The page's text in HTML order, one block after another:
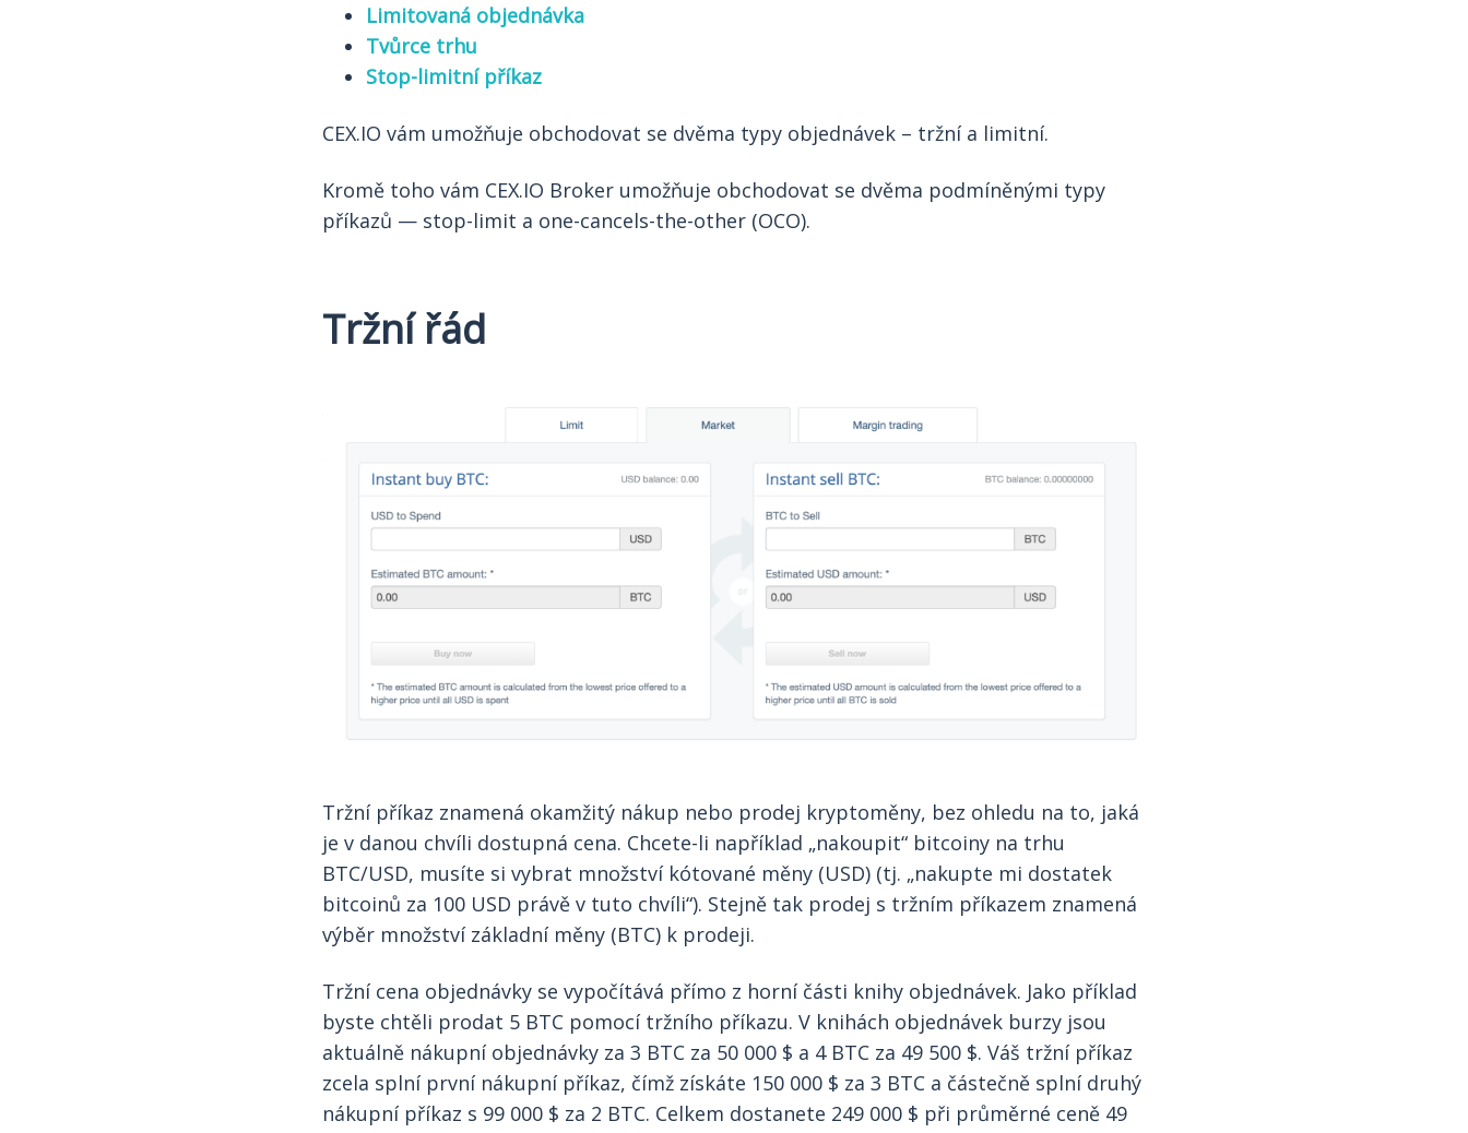
Limitovaná objednávka
Tvůrce trhu
Stop-limitní příkaz
CEX.IO vám umožňuje obchodovat se dvěma typy objednávek – tržní a limitní.
Kromě toho vám CEX.IO Broker umožňuje obchodovat se dvěma podmíněnými typy
příkazů — stop-limit a one-cancels-the-other (OCO).
Tržní řád
Tržní příkaz znamená okamžitý nákup nebo prodej kryptoměny, bez ohledu na to, jaká
je v danou chvíli dostupná cena. Chcete-li například „nakoupit“ bitcoiny na trhu
BTC/USD, musíte si vybrat množství kótované měny (USD) (tj. „nakupte mi dostatek
bitcoinů za 100 USD právě v tuto chvíli“). Stejně tak prodej s tržním příkazem znamená
výběr množství základní měny (BTC) k prodeji.
Tržní cena objednávky se vypočítává přímo z horní části knihy objednávek. Jako příklad
byste chtěli prodat 5 BTC pomocí tržního příkazu. V knihách objednávek burzy jsou
aktuálně nákupní objednávky za 3 BTC za 50 000 $ a 4 BTC za 49 500 $. Váš tržní příkaz
zcela splní první nákupní příkaz, čímž získáte 150 000 $ za 3 BTC a částečně splní druhý
nákupní příkaz s 99 000 $ za 2 BTC. Celkem dostanete 249 000 $ při průměrné ceně 49